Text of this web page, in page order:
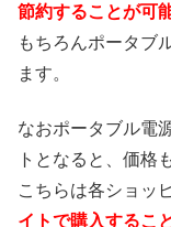
節約することが可
もちろんポータブ
ます。
なおポータブル電
トとなると、価格
こちらは各ショッ
イトで購入するこ